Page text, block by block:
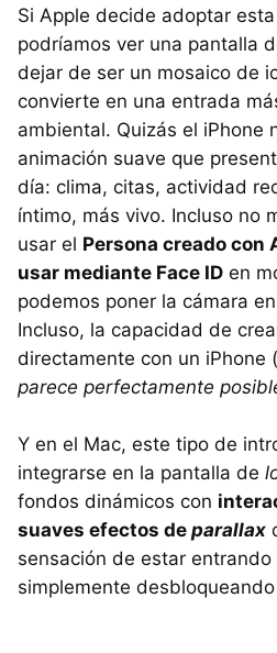
Si Apple decide adoptar
podríamos ver una pantalla
dejar de ser un mosaico de
convierte en una entrada
ambiental. Quizás el iPhone
animación suave que
día: clima, citas, actividad
íntimo, más vivo. Incluso no
usar el Persona creado con
usar mediante Face ID en
podemos poner la cámara
Incluso, la capacidad de
directamente con un iPhone (
parece perfectamente
Y en el Mac, este tipo de
integrarse en la pantalla de
fondos dinámicos con
suaves efectos de parallax
sensación de estar
simplemente